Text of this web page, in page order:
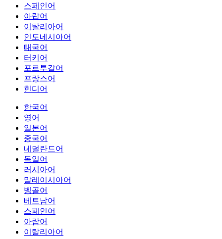
스페인어
아랍어
이탈리아어
인도네시아어
태국어
터키어
포르투갈어
프랑스어
힌디어
한국어
영어
일본어
중국어
네덜란드어
독일어
러시아어
말레이시아어
벵골어
베트남어
스페인어
아랍어
이탈리아어